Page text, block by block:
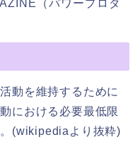
動を維持するために
における必要最低限
(wikipediaより抜粋)